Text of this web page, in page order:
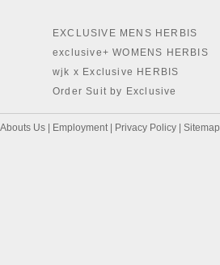
EXCLUSIVE MENS HERBIS
exclusive+ WOMENS HERBIS
wjk x Exclusive HERBIS
Order Suit by Exclusive
Abouts Us Employment| Privacy Policy Sitemap